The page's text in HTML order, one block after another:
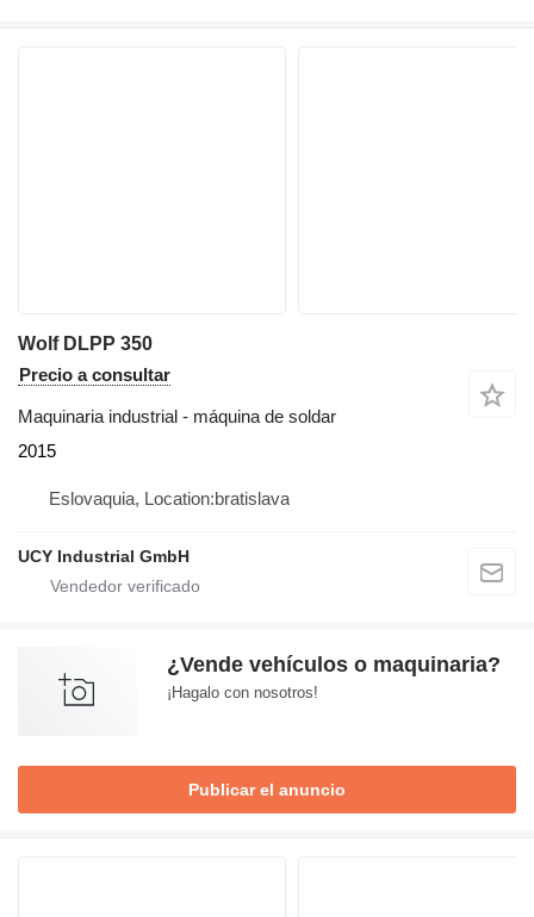
Wolf DLPP 350
Precio a consultar
Maquinaria industrial - máquina de soldar
2015
Eslovaquia, Location:bratislava
UCY Industrial GmbH
¿Vende vehículos o maquinaria?
¡Hagalo con nosotros!
Publicar el anuncio